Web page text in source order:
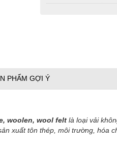
PHẨM GỢI Ý
woolen, wool felt là loại vải
xuất tôn thép, môi trường, hóa